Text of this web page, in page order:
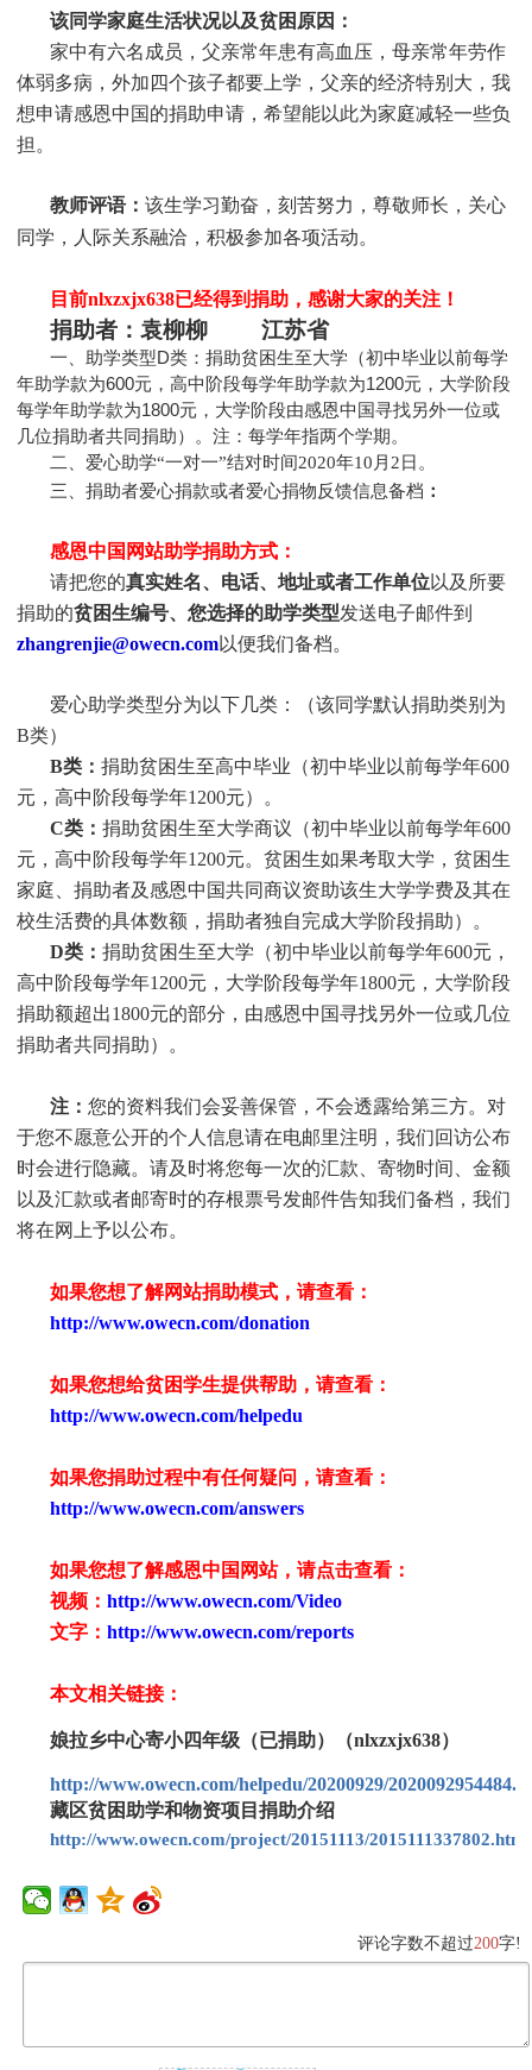
该同学家庭生活状况以及贫困原因：
家中有六名成员，父亲常年患有高血压，母亲常年劳作
体弱多病，外加四个孩子都要上学，父亲的经济特别大，我
想申请感恩中国的捐助申请，希望能以此为家庭减轻一些负
担。
教师评语： 该生学习勤奋，刻苦努力，尊敬师长，关心
同学，人际关系融洽，积极参加各项活动。
目前nlxzxjx638已经得到捐助，感谢大家的关注！
捐助者： 袁柳柳 江苏省
一、助学类型D类：捐助贫困生至大学（初中毕业以前每学
年助学款为600元，高中阶段每学年助学款为1200元，大学阶段
每学年助学款为1800元，大学阶段由感恩中国寻找另外一位或
几位捐助者共同捐助）。注：每学年指两个学期。
二、爱心助学“一对一”结对时间2020年10月2日。
三、捐助者爱心捐款或者爱心捐物反馈信息备档 ：
感恩中国网站助学捐助方式：
请把您的真实姓名、电话、地址或者工作单位以及所要
捐助的贫困生编号、您选择的助学类型发送电子邮件到
zhangrenjie@owecn.com以便我们备档。
爱心助学类型分为以下几类：（该同学默认捐助类别为
B类）
B类： 捐助贫困生至高中毕业（初中毕业以前每学年600
元，高中阶段每学年1200元）。
C类： 捐助贫困生至大学商议（初中毕业以前每学年600
元，高中阶段每学年1200元。贫困生如果考取大学，贫困生
家庭、捐助者及感恩中国共同商议资助该生大学学费及其在
校生活费的具体数额，捐助者独自完成大学阶段捐助）。
D类： 捐助贫困生至大学（初中毕业以前每学年600元，
高中阶段每学年1200元，大学阶段每学年1800元，大学阶段
捐助额超出1800元的部分，由感恩中国寻找另外一位或几位
捐助者共同捐助）。
注： 您的资料我们会妥善保管，不会透露给第三方。对
于您不愿意公开的个人信息请在电邮里注明，我们回访公布
时会进行隐藏。请及时将您每一次的汇款、寄物时间、金额
以及汇款或者邮寄时的存根票号发邮件告知我们备档，我们
将在网上予以公布。
如果您想了解网站捐助模式，请查看：
http://www.owecn.com/donation
如果您想给贫困学生提供帮助，请查看：
http://www.owecn.com/helpedu
如果您捐助过程中有任何疑问，请查看：
http://www.owecn.com/answers
如果您想了解感恩中国网站，请点击查看：
视频： http://www.owecn.com/Video
文字： http://www.owecn.com/reports
本文相关链接：
娘拉乡中心寄小四年级（已捐助）（nlxzxjx638）
http://www.owecn.com/helpedu/20200929/
藏区贫困助学和物资项目捐助介绍
http://www.owecn.com/project/20151113/2015111337802.html
评论字数不超过200字!